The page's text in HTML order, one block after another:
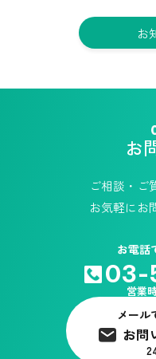
お
お
ご相談・ご
お気軽にお
お電話
03-
営業
メール
お問